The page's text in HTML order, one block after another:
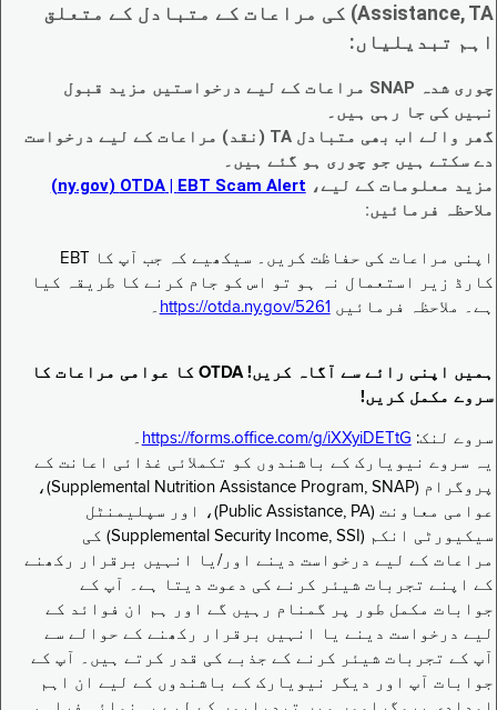
Assistance, TA) کی مراعات کے متبادل کے متعلق
اہم تبدیلیاں:
چوری شدہ SNAP مراعات کے لیے درخواستیں مزید قبول
نہیں کی جا رہی ہیں۔
گھر والے اب بھی متبادل TA (نقد) مراعات کے لیے درخواست
دے سکتے ہیں جو چوری ہو گئے ہیں۔
مزید معلومات کے لیے، EBT Scam Alert ‏| OTDA ‏(ny.gov)
ملاحظہ فرمائیں:
اپنی مراعات کی حفاظت کریں۔ سیکھیے کہ جب آپ کا EBT
کارڈ زیر استعمال نہ ہو تو اس کو جام کرنے کا طریقہ کیا
ہے۔ ملاحظہ فرمائیں https://otda.ny.gov/5261 ۔
ہمیں اپنی رائے سے آگاہ کریں! OTDA کا عوامی مراعات کا
سروے مکمل کریں!
سروے لنک: https://forms.office.com/g/iXXyiDETtG ۔
یہ سروے نیویارک کے باشندوں کو تکملائی غذائی اعانت کے
پروگرام (Supplemental Nutrition Assistance Program, SNAP)،
عوامی معاونت (Public Assistance, PA)، اور سپلیمنٹل
سیکیورٹی انکم (Supplemental Security Income, SSI) کی
مراعات کے لیے درخواست دینے اور/یا انہیں برقرار رکھنے
کے اپنے تجربات شیئر کرنے کی دعوت دیتا ہے۔ آپ کے
جوابات مکمل طور پر گمنام رہیں گے اور ہم ان فوائد کے
لیے درخواست دینے یا انہیں برقرار رکھنے کے حوالے سے
آپ کے تجربات شیئر کرنے کے جذبے کی قدر کرتے ہیں۔ آپ کے
جوابات آپ اور دیگر نیویارک کے باشندوں کے لیے ان اہم